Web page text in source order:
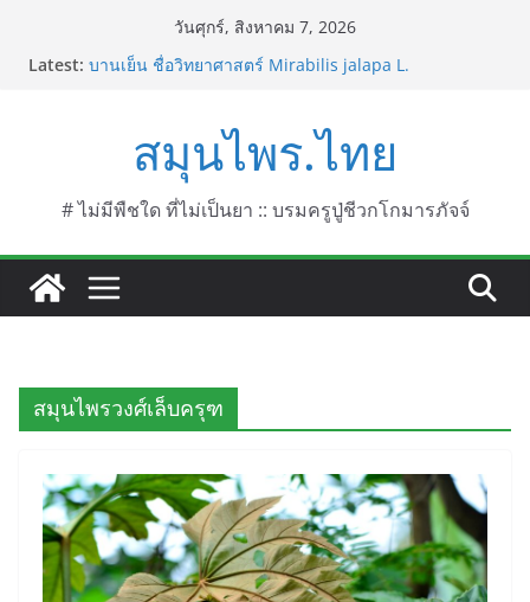
วันศุกร์, สิงหาคม 7, 2026
Latest: บานเย็น ชื่อวิทยาศาสตร์ Mirabilis jalapa L.
บานไม่รู้โรยไฟเออร์เวิร์ค ชื่อวิทยาศาสตร์ Gomphrena
pulchella L. (Firework)
บานไม่รู้โรยป่า ชื่อวิทยาศาสตร์ Gomphrena
celosioides Mart.
สมุนไพร.ไทย
# ไม่มีพืชใด ที่ไม่เป็นยา :: บรมครูปู่ชีวกโกมารภัจจ์
สมุนไพรวงศ์เล็บครุฑ